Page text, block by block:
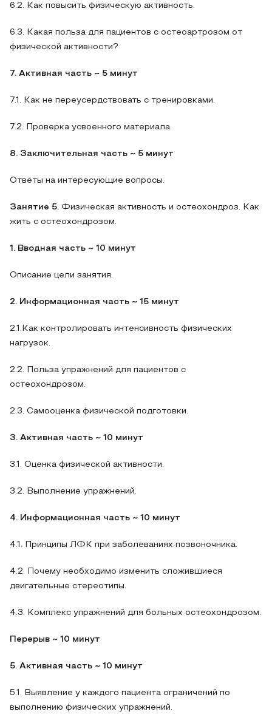
6.2. Как повысить физическую активность.
6.3. Какая польза для пациентов с остеоартрозом от
физической активности?
7. Активная часть ~ 5 минут
7.1. Как не переусердствовать с тренировками.
7.2. Проверка усвоенного материала.
8. Заключительная часть ~ 5 минут
Ответы на интересующие вопросы.
Занятие 5. Физическая активность и остеохондроз. Как
жить с остеохондрозом.
1. Вводная часть ~ 10 минут
Описание цели занятия.
2. Информационная часть ~ 15 минут
2.1.Как контролировать интенсивность физических
нагрузок.
2.2. Польза упражнений для пациентов с
остеохондрозом.
2.3. Самооценка физической подготовки.
3. Активная часть ~ 10 минут
3.1. Оценка физической активности.
3.2. Выполнение упражнений.
4. Информационная часть ~ 10 минут
4.1. Принципы ЛФК при заболеваниях позвоночника.
4.2. Почему необходимо изменить сложившиеся
двигательные стереотипы.
4.3. Комплекс упражнений для больных остеохондрозом.
Перерыв ~ 10 минут
5. Активная часть ~ 10 минут
5.1. Выявление у каждого пациента ограничений по
выполнению физических упражнений.